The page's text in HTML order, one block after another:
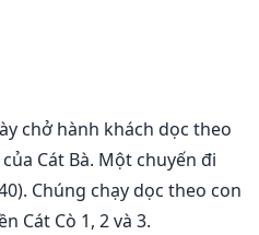
chở hành khách dọc theo
Cát Bà. Một chuyến đi
Chúng chạy dọc theo con
Cát Cò 1, 2 và 3.